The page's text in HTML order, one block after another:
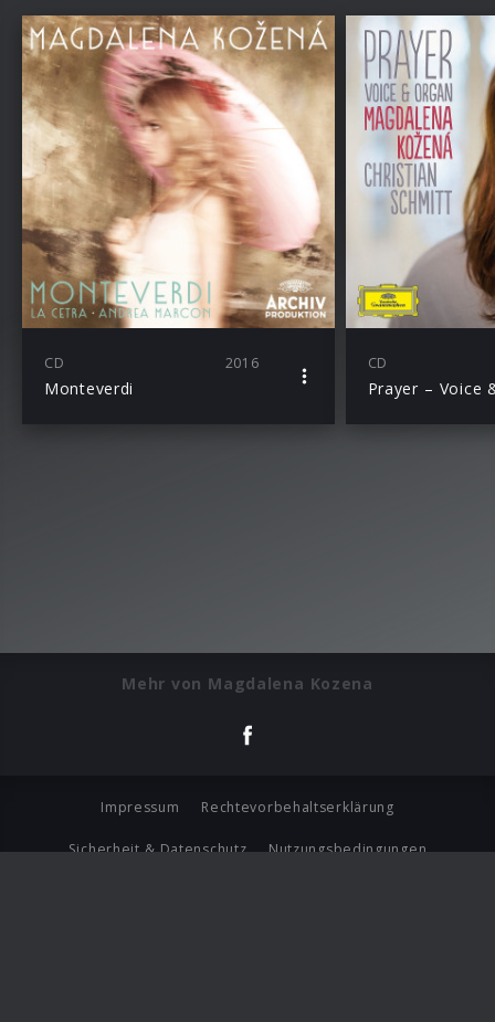
CD 2016
Monteverdi
CD
Prayer – Voice
Mehr von Magdalena Kozena
Impressum Rechtevorbehaltserklärung
Sicherheit & Datenschutz Nutzungsbedingungen